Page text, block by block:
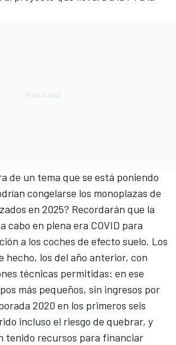
de un tema que se está poniendo
congelarse los monoplazas de
en 2025? Recordarán que la
cabo en plena era COVID para
a los coches de efecto suelo. Los
hecho, los del año anterior, con
técnicas permitidas: en ese
más pequeños, sin ingresos por
2020 en los primeros seis
incluso el riesgo de quebrar, y
tenido recursos para financiar